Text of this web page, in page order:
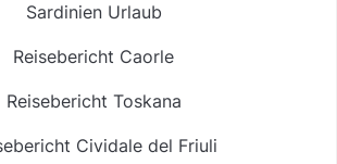
Sardinien Urlaub
Reisebericht Caorle
Reisebericht Toskana
Cividale del Friuli